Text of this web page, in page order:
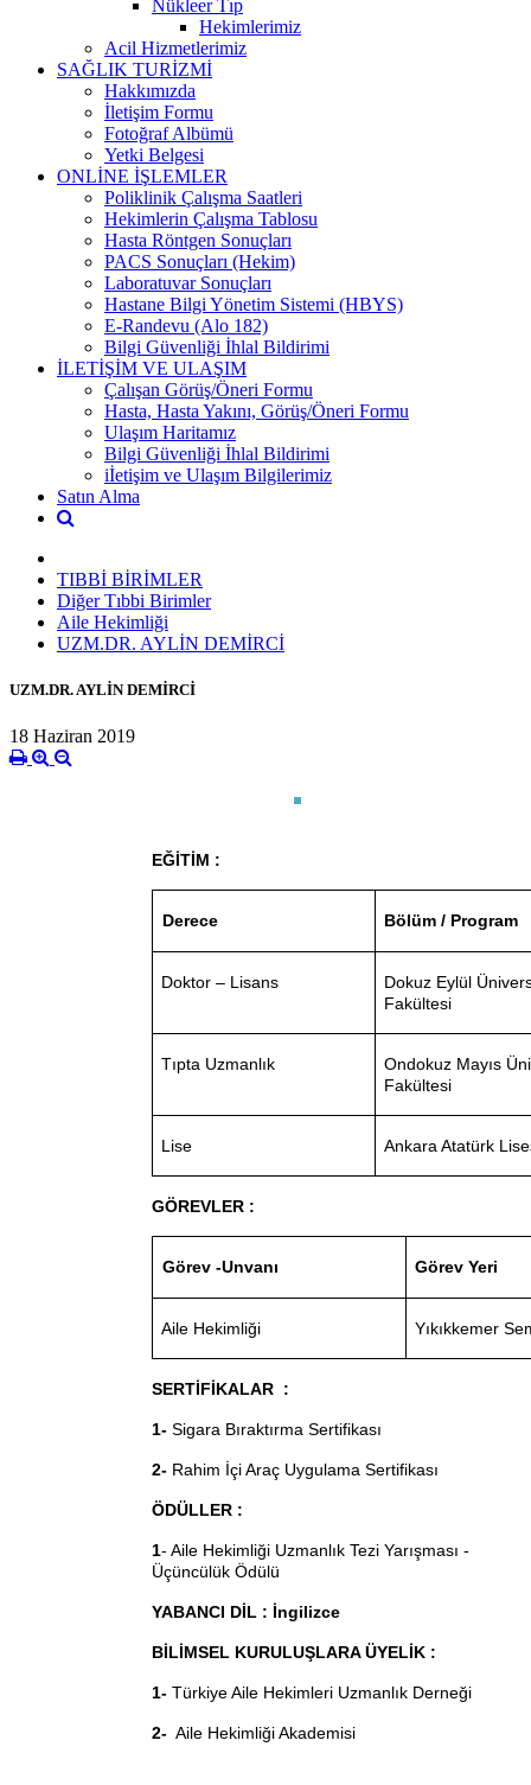
Nükleer Tıp
Hekimlerimiz
Acil Hizmetlerimiz
SAĞLIK TURİZMİ
Hakkımızda
İletişim Formu
Fotoğraf Albümü
Yetki Belgesi
ONLİNE İŞLEMLER
Poliklinik Çalışma Saatleri
Hekimlerin Çalışma Tablosu
Hasta Röntgen Sonuçları
PACS Sonuçları (Hekim)
Laboratuvar Sonuçları
Hastane Bilgi Yönetim Sistemi (HBYS)
E-Randevu (Alo 182)
Bilgi Güvenliği İhlal Bildirimi
İLETİŞİM VE ULAŞIM
Çalışan Görüş/Öneri Formu
Hasta, Hasta Yakını, Görüş/Öneri Formu
Ulaşım Haritamız
Bilgi Güvenliği İhlal Bildirimi
iİetişim ve Ulaşım Bilgilerimiz
Satın Alma
TIBBİ BİRİMLER
Diğer Tıbbi Birimler
Aile Hekimliği
UZM.DR. AYLİN DEMİRCİ
UZM.DR. AYLİN DEMİRCİ
18 Haziran 2019
EĞİTİM :
Derece Bölüm / Program
Doktor – Lisans
Dokuz Eylül
Fakültesi
Tıpta Uzmanlık
Ondokuz Mayıs
Fakültesi
Lise Ankara Atatürk
GÖREVLER :
Görev -Unvanı Görev Yeri
Aile Hekimliği Yıkıkkemer
SERTİFİKALAR :
1- Sigara Bıraktırma Sertifikası
2- Rahim İçi Araç Uygulama Sertifikası
ÖDÜLLER :
1- Aile Hekimliği Uzmanlık Tezi Yarışması -
Üçüncülük Ödülü
YABANCI DİL : İngilizce
BİLİMSEL KURULUŞLARA ÜYELİK :
1- Türkiye Aile Hekimleri Uzmanlık Derneği
2- Aile Hekimliği Akademisi